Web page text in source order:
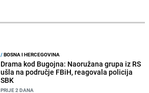
/BOSNA I HERCEGOVINA
Drama kod Bugojna: Naoružana grupa iz RS
ušla na područje FBiH, reagovala policija
SBK
PRIJE 2 DANA